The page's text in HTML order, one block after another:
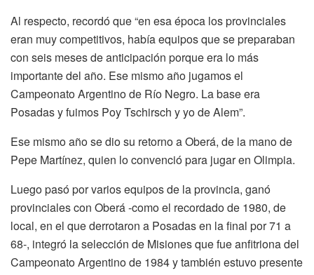
Al respecto, recordó que “en esa época los provinciales
eran muy competitivos, había equipos que se preparaban
con seis meses de anticipación porque era lo más
importante del año. Ese mismo año jugamos el
Campeonato Argentino de Río Negro. La base era
Posadas y fuimos Poy Tschirsch y yo de Alem”.
Ese mismo año se dio su retorno a Oberá, de la mano de
Pepe Martínez, quien lo convenció para jugar en Olimpia.
Luego pasó por varios equipos de la provincia, ganó
provinciales con Oberá -como el recordado de 1980, de
local, en el que derrotaron a Posadas en la final por 71 a
68-, integró la selección de Misiones que fue anfitriona del
Campeonato Argentino de 1984 y también estuvo presente